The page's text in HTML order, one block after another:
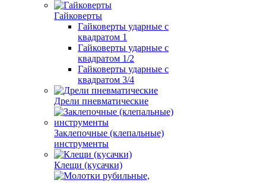
Гайковерты
Гайковерты ударные с
квадратом 1
Гайковерты ударные с
квадратом 1/2
Гайковерты ударные с
квадратом 3/4
Дрели пневматические
Заклепочные (клепальные)
инструменты
Клещи (кусачки)